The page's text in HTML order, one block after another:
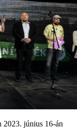
2023. június 16-án